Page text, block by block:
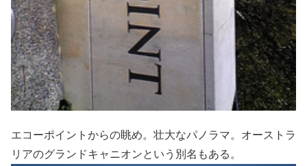
エコーポイントからの眺め。壮大なパノラマ。オーストラ
リアのグランドキャニオンという別名もある。